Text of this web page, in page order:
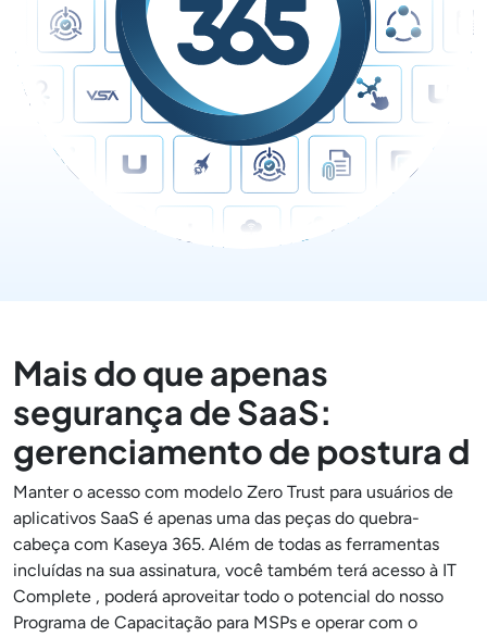
Mais do que apenas
segurança de SaaS:
gerenciamento de postura d
Manter o acesso com modelo Zero Trust para usuários de
aplicativos SaaS é apenas uma das peças do quebra-
cabeça com Kaseya 365. Além de todas as ferramentas
incluídas na sua assinatura, você também terá acesso à IT
Complete , poderá aproveitar todo o potencial do nosso
Programa de Capacitação para MSPs e operar com o